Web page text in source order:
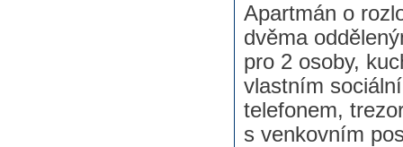
Apartmán o
dvěma
pro 2 osoby,
vlastním
telefonem,
s venkovním